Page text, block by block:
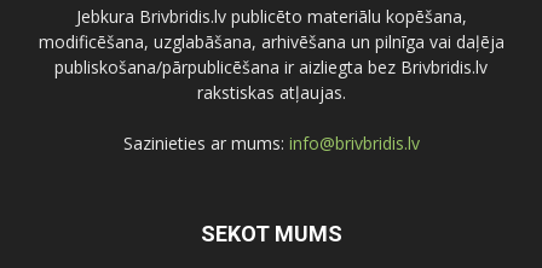
Jebkura Brivbridis.lv publicēto materiālu kopēšana,
modificēšana, uzglabāšana, arhivēšana un pilnīga vai daļēja
publiskošana/pārpublicēšana ir aizliegta bez Brivbridis.lv
rakstiskas atļaujas.
Sazinieties ar mums: info@brivbridis.lv
SEKOT MUMS